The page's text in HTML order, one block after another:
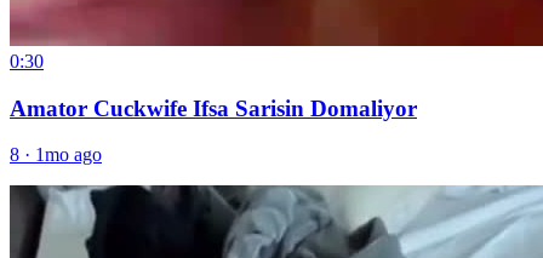
0:30
Amator Cuckwife Ifsa Sarisin Domaliyor
8 · 1mo ago